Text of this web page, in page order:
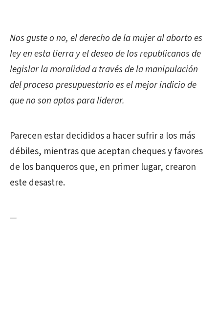
Nos guste ono, el derecho de la mujer al aborto es
ley en esta tierra y el deseo de los republicanos de
legislar la moralidad a través de la manipulación
del proceso presupuestario es el mejor indicio de
que no son aptos para liderar.
Parecen estar decididos a hacer sufrir a los más
débiles, mientras que aceptan cheques y favores
de los banqueros que, en primer lugar, crearon
este desastre.
—